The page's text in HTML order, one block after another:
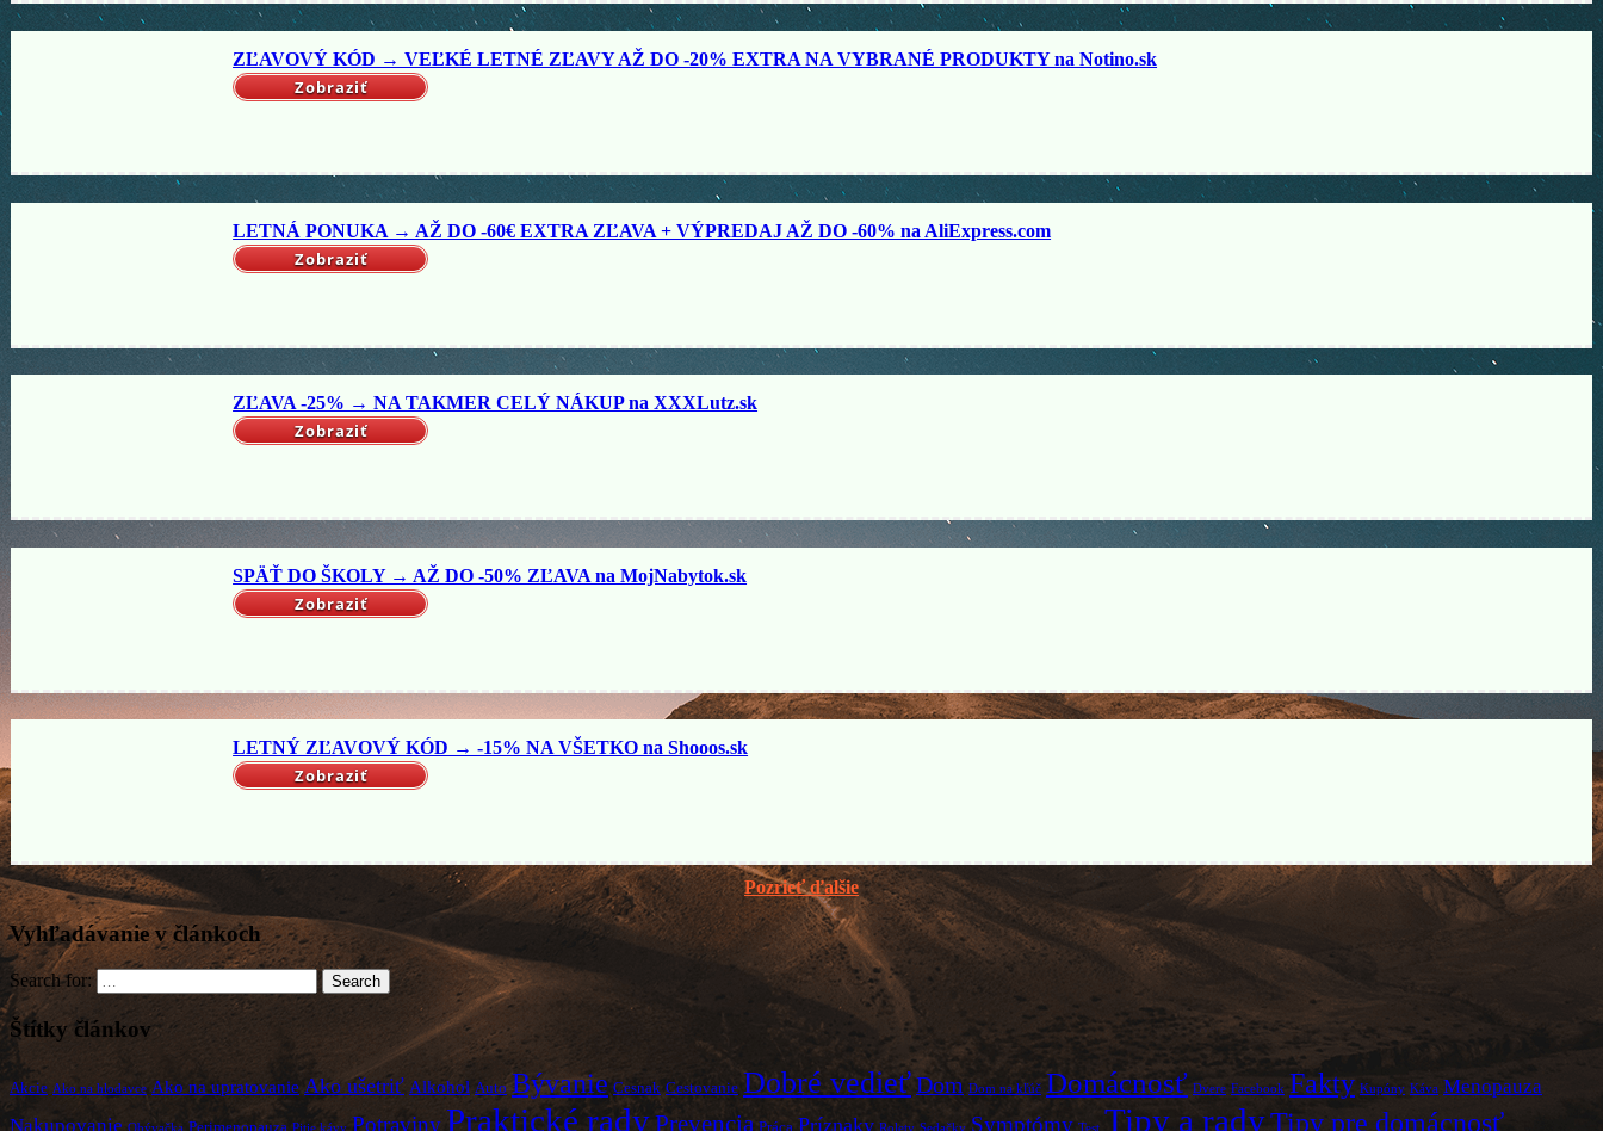
ZĽAVOVÝ KÓD → VEĽKÉ LETNÉ ZĽAVY AŽ DO -20% EXTRA NA VYBRANÉ PRODUKTY na Notino.sk
Zobraziť
LETNÁ PONUKA → AŽ DO -60€ EXTRA ZĽAVA + VÝPREDAJ AŽ DO -60% na AliExpress.com
Zobraziť
ZĽAVA -25% → NA TAKMER CELÝ NÁKUP na XXXLutz.sk
Zobraziť
SPÄŤ DO ŠKOLY → AŽ DO -50% ZĽAVA na MojNabytok.sk
Zobraziť
LETNÝ ZĽAVOVÝ KÓD → -15% NA VŠETKO na Shooos.sk
Zobraziť
Pozrieť ďalšie
Vyhľadávanie v článkoch
Search for: Search
Štítky článkov
Akcie Ako na hlodavce Ako na upratovanie Ako ušetriť Alkohol Auto Bývanie Cesnak Cestovanie Dobré vedieťDom Dom na kľúč Domácnosť Dvere Facebook Fakty Kupóny Káva Menopauza
Nakupovanie Obývačka Perimenopauza Pitie kávy PotravinyPraktické radyPrevencia Práca Príznaky Rolety Sedačky Symptómy Test Tipy a radyTipy pre domácnosť